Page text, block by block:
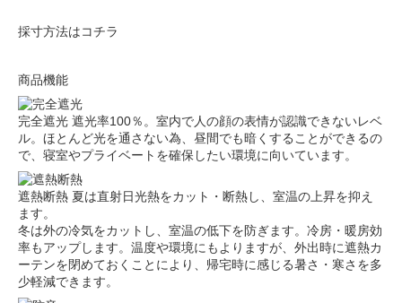
採寸方法はコチラ
商品機能
完全遮光 遮光率100％。室内で人の顔の表情が認識できないレベ
ル。ほとんど光を通さない為、昼間でも暗くすることができるの
で、寝室やプライベートを確保したい環境に向いています。
遮熱断熱 夏は直射日光熱をカット・断熱し、室温の上昇を抑え
ます。
冬は外の冷気をカットし、室温の低下を防ぎます。冷房・暖房効
率もアップします。温度や環境にもよりますが、外出時に遮熱カ
ーテンを閉めておくことにより、帰宅時に感じる暑さ・寒さを多
少軽減できます。